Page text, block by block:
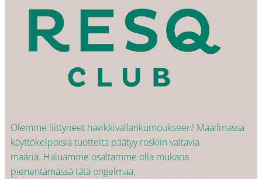
Olemme liittyneet hävikkivallankumoukseen! Maailmassa
käyttökelpoisia tuotteita päätyy roskiin valtavia
määriä. Haluamme osaltamme olla mukana
pienentämässä tätä ongelmaa.